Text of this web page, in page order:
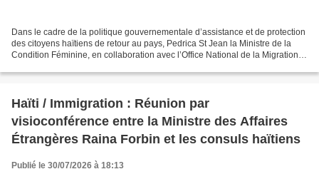
Dans le cadre de la politique gouvernementale d’assistance et de protection
des citoyens haïtiens de retour au pays, Pedrica St Jean la Ministre de la
Condition Féminine, en collaboration avec l’Office National de la Migration
Haïti / Immigration : Réunion par
visioconférence entre la Ministre des Affaires
Étrangères Raina Forbin et les consuls haïtiens
Publié le 30/07/2026 à 18:13